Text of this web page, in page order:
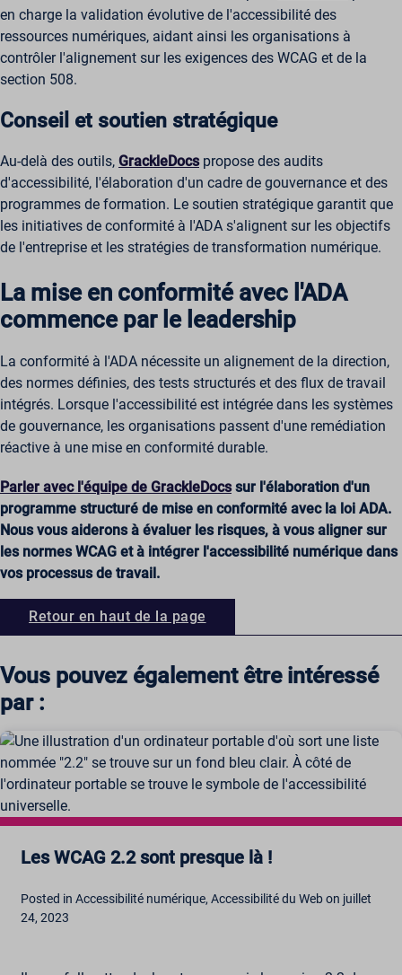
en charge la validation évolutive de l'accessibilité des
ressources numériques, aidant ainsi les organisations à
contrôler l'alignement sur les exigences des WCAG et de la
section 508.
Conseil et soutien stratégique
Au-delà des outils, GrackleDocspropose des audits
d'accessibilité, l'élaboration d'un cadre de gouvernance et des
programmes de formation. Le soutien stratégique garantit que
les initiatives de conformité à l'ADA s'alignent sur les objectifs
de l'entreprise et les stratégies de transformation numérique.
La mise en conformité avec l'ADA
commence par le leadership
La conformité à l'ADA nécessite un alignement de la direction,
des normes définies, des tests structurés et des flux de travail
intégrés. Lorsque l'accessibilité est intégrée dans les systèmes
de gouvernance, les organisations passent d'une remédiation
réactive à une mise en conformité durable.
Parler avec l'équipe de GrackleDocssur l'élaboration d'un
programme structuré de mise en conformité avec la loi ADA.
Nous vous aiderons à évaluer les risques, à vous aligner sur
les normes WCAG et à intégrer l'accessibilité numérique dans
vos processus de travail.
Retour en haut de la page
Vous pouvez également être intéressé
par :
Les WCAG 2.2 sont presque là !
Posted in Accessibilité numérique, Accessibilité du Web on juillet
24, 2023